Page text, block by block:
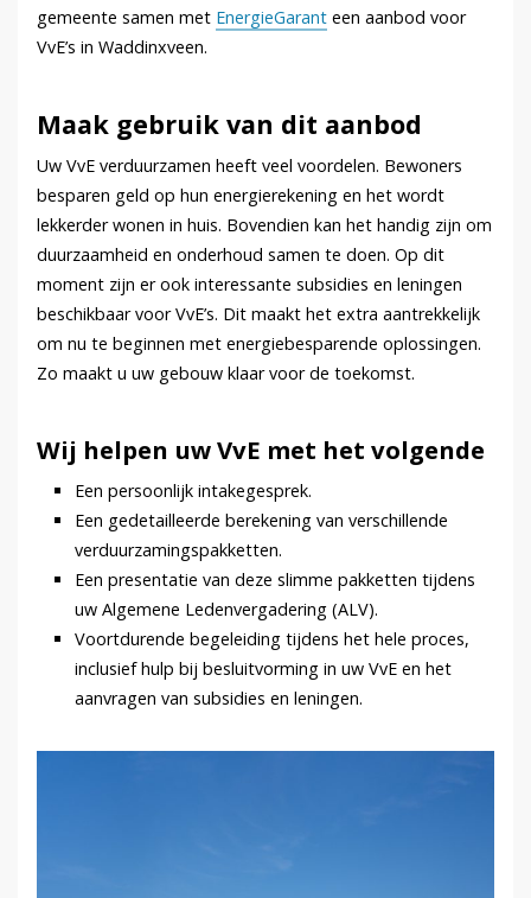
gemeente samen met EnergieGarant een aanbod voor
VvE’s in Waddinxveen.
Maak gebruik van dit aanbod
Uw VvE verduurzamen heeft veel voordelen. Bewoners
besparen geld op hun energierekening en het wordt
lekkerder wonen in huis. Bovendien kan het handig zijn om
duurzaamheid en onderhoud samen te doen. Op dit
moment zijn er ook interessante subsidies en leningen
beschikbaar voor VvE’s. Dit maakt het extra aantrekkelijk
om nu te beginnen met energiebesparende oplossingen.
Zo maakt u uw gebouw klaar voor de toekomst.
Wij helpen uw VvE met het volgende
Een persoonlijk intakegesprek.
Een gedetailleerde berekening van verschillende
verduurzamingspakketten.
Een presentatie van deze slimme pakketten tijdens
uw Algemene Ledenvergadering (ALV).
Voortdurende begeleiding tijdens het hele proces,
inclusief hulp bij besluitvorming in uw VvE en het
aanvragen van subsidies en leningen.